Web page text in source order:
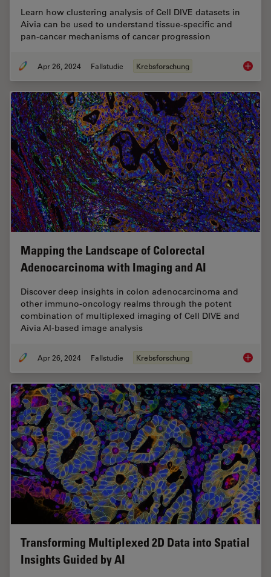
Learn how clustering analysis of Cell DIVE datasets in
Aivia can be used to understand tissue-specific and
pan-cancer mechanisms of cancer progression
Apr 26, 2024 Fallstudie Krebsforschung A
Mapping the Landscape of Colorectal
Adenocarcinoma with Imaging and AI
Discover deep insights in colon adenocarcinoma and
other immuno-oncology realms through the potent
combination of multiplexed imaging of Cell DIVE and
Aivia AI-based image analysis
Apr 26, 2024 Fallstudie Krebsforschung
Transforming Multiplexed 2D Data into Spatial
Insights Guided by AI